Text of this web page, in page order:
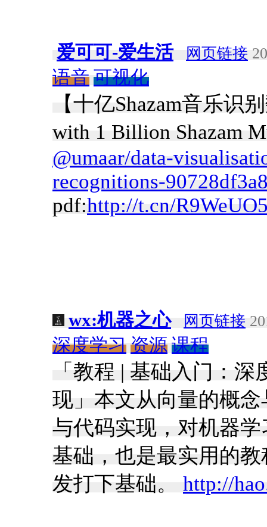
爱可可-爱生活 网页链接
语音 可视化
【十亿Shazam音乐识
with 1 Billion Shazam
@umaar/data-
recognitions-
pdf:http://t.cn/
wx:机器之心 网页链接
深度学习 资源 课程
「教程 | 基础入门：
现」本文从向量的概
与代码实现，对机器
基础，也是最实用的
发打下基础。 http://